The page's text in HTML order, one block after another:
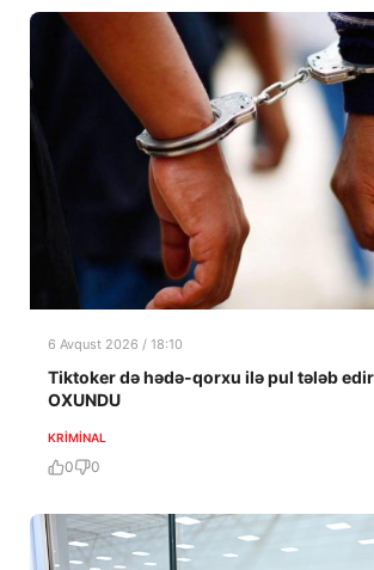
6 Avqust 2026 / 18:10
Tiktoker də hədə-qorxu ilə pul tələb
OXUNDU
KRIMINAL
0 0